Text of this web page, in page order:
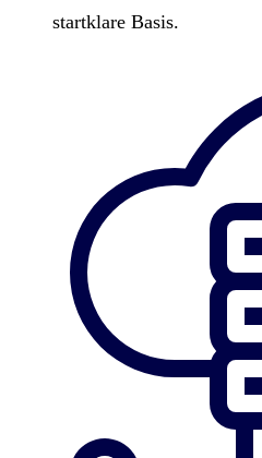
startklare Basis.